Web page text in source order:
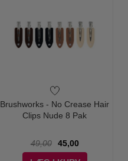
Brushworks - No Crease Hair
Clips Nude 8 Pak
49,00
45,00